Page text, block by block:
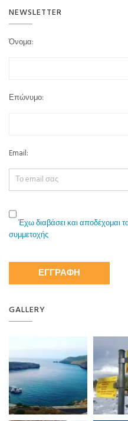
NEWSLETTER
Όνομα:
Επώνυμο:
Email:
Έχω διαβάσει και αποδέχομαι
συμμετοχής
GALLERY